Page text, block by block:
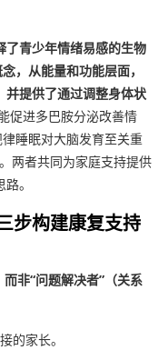
了青少年情绪易感的生物
，从能量和功能层面，
并提供了通过调整身体状
促进多巴胺分泌改善情
睡眠对大脑发育至关重
两者共同为家庭支持提供
。
步构建康复支持
非“问题解决者”（关系
的家长。